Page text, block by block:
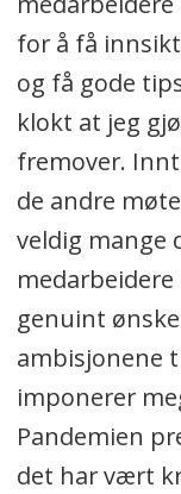
for å få
og få gode
klokt at jeg
fremover.
de andre
veldig mange
genuint
ambisjonene
imponerer
Pandemien
det har vært